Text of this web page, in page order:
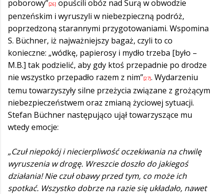
poborowy”[26] opuścili obóz nad Surą w obwodzie
penzeńskim i wyruszyli w niebezpieczną podróż,
poprzedzoną starannymi przygotowaniami. Wspomina
S. Büchner, iż najważniejszy bagaż, czyli to co
konieczne: „wódkę, papierosy i mydło trzeba [było –
M.B.] tak podzielić, aby gdy ktoś przepadnie po drodze
nie wszystko przepadło razem z nim”[27]. Wydarzeniu
temu towarzyszyły silne przeżycia związane z grożącym
niebezpieczeństwem oraz zmianą życiowej sytuacji.
Stefan Büchner następująco ujął towarzyszące mu
wtedy emocje:
„Czuł niepokój i niecierpliwość oczekiwania na chwilę
wyruszenia w drogę. Wreszcie doszło do jakiegoś
działania! Nie czuł obawy przed tym, co może ich
spotkać. Wszystko dobrze na razie się układało, nawet